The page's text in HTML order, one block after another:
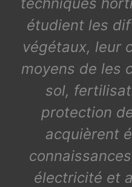
étudient les
végétaux, leur
moyens de les
sol,
protection
acquièrent
électricité et